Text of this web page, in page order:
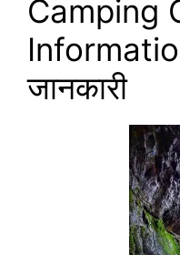
Camping
जानकारी